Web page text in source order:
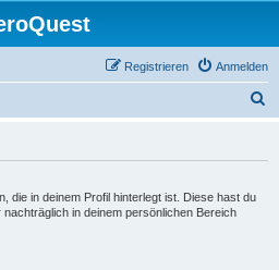
Anmelden
Registrieren
die in deinem Profil hinterlegt ist. Diese hast du
in deinem persönlichen Bereich